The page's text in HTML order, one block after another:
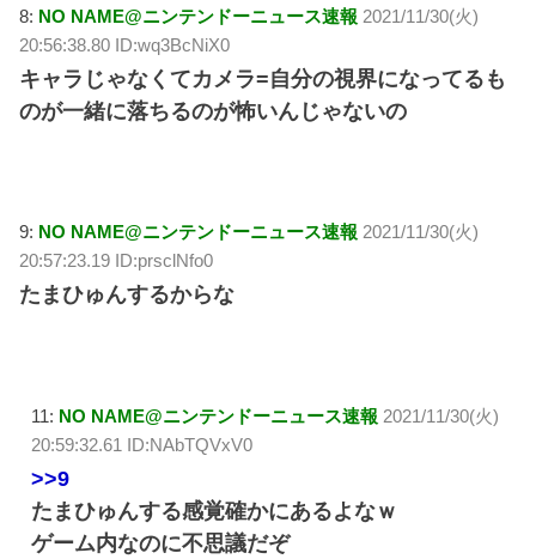
8: NO NAME@ニンテンドーニュース速報 2021/11/30(火)
20:56:38.80 ID:wq3BcNiX0
キャラじゃなくてカメラ=自分の視界になってるも
のが一緒に落ちるのが怖いんじゃないの
9: NO NAME@ニンテンドーニュース速報 2021/11/30(火)
20:57:23.19 ID:prsclNfo0
たまひゅんするからな
11: NO NAME@ニンテンドーニュース速報 2021/11/30(火)
20:59:32.61 ID:NAbTQVxV0
>>9
たまひゅんする感覚確かにあるよなｗ
ゲーム内なのに不思議だぞ